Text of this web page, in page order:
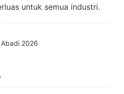
untuk semua industri.